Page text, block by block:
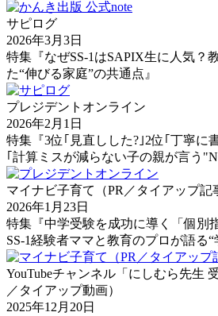
サピログ
2026年3月3日
特集『なぜSS-1はSAPIX生に人気？
た“伸びる家庭”の共通点』
プレジデントオンライン
2026年2月1日
特集『3位｢見直しした?｣2位｢丁寧に
｢計算ミスが減らない子の親が言う
マイナビ子育て（PR／タイアップ記
2026年1月23日
特集『中学受験を成功に導く「個別
SS-1経験者ママと教育のプロが語る“
YouTubeチャンネル「にしむら先生
／タイアップ動画）
2025年12月20日